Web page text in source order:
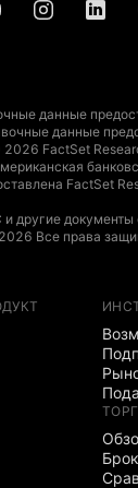
данные
данные
FactSet
FactSet
и другие документы
Все права